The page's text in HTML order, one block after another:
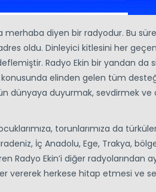
merhaba diyen bir radyodur. Bu
oldu. Dinleyici kitlesini her
Radyo Ekin bir yandan da
konusunda elinden gelen tüm
dünyaya duyurmak, sevdirmek ve
torunlarımıza da
İç Anadolu, Ege, Trakya,
Radyo Ekin’i diğer radyolarından
vererek herkese hitap etmesi ve